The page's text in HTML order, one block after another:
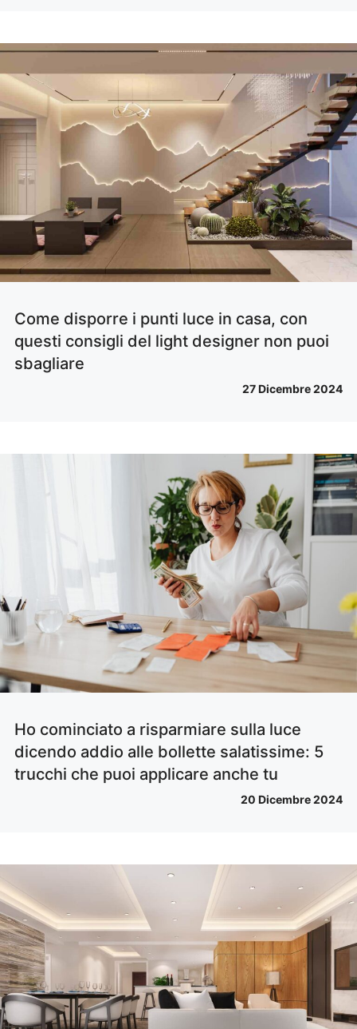
Come disporre i punti luce in casa, con
questi consigli del light designer non puoi
sbagliare
27 Dicembre 2024
Ho cominciato a risparmiare sulla luce
dicendo addio alle bollette salatissime: 5
trucchi che puoi applicare anche tu
20 Dicembre 2024